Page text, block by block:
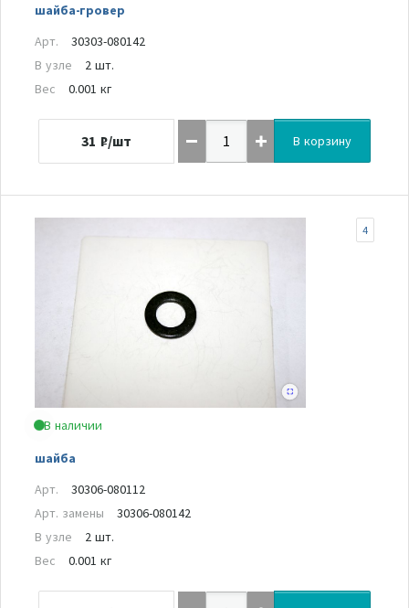
шайба-гровер
Арт.
30303-080142
В узле
2 шт.
Вес
0.001 кг
31 ₽/шт В корзину
В наличии
шайба
4
Арт.
30306-080112
Арт. замены
30306-080142
В узле
2 шт.
Вес
0.001 кг